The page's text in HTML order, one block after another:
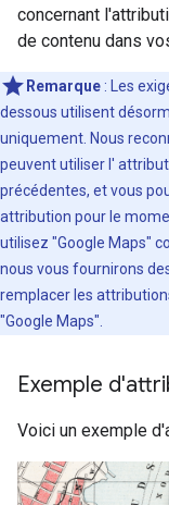
concernant
de contenu dans
Remarque : Les
dessous utilisent
uniquement. Nous
peuvent utiliser l'
précédentes, et vous
attribution pour le
utilisez "Google Maps"
nous vous fournirons
remplacer les
"Google Maps".
Exemple
Voici un exemple